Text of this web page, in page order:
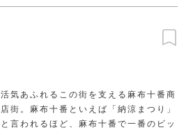
活気あふれるこの街を支える麻布十番商
店街。麻布十番といえば「納涼まつり」
と言われるほど、麻布十番で一番のビッ